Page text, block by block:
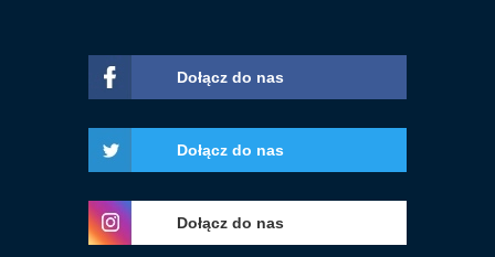
Dołącz do nas
Dołącz do nas
Dołącz do nas